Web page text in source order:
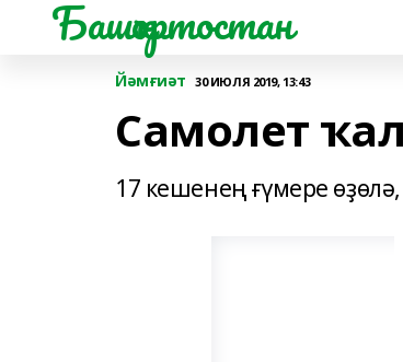
Башҡортостан
Йәмғиәт 30 ИЮЛЯ 2019, 13:43
Самолет
17 кешенең ғүмере